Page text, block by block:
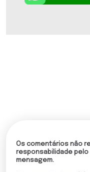
Os comentários não
responsabilidade
mensagem.